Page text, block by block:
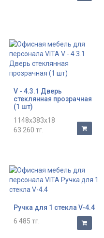
V - 4.3.1 Дверь
стеклянная прозрачная
(1 шт)
1148x383x18
63 260 тг.
Ручка для 1 стекла V-4.4
6 485 тг.